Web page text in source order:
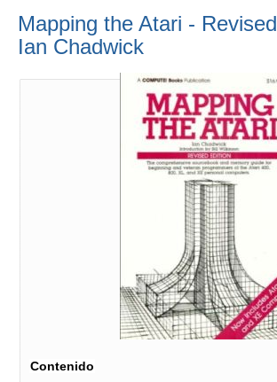
Mapping the Atari -
Ian Chadwick
Contenido